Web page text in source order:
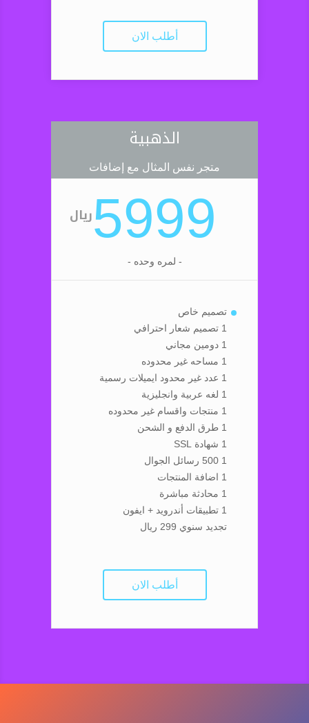
أطلب الان
الذهبية
متجر نفس المثال مع إضافات
5999ريال
- لمره وحده -
تصميم خاص
1 تصميم شعار احترافي
1 دومين مجاني
1 مساحه غير محدوده
1 عدد غير محدود ايميلات رسمية
1 لغه عربية وانجليزية
1 منتجات واقسام غير محدوده
1 طرق الدفع و الشحن
1 شهادة SSL
1 500 رسائل الجوال
1 اضافة المنتجات
1 محادثة مباشرة
1 تطبيقات أندرويد + ايفون
تجديد سنوي 299 ريال
أطلب الان